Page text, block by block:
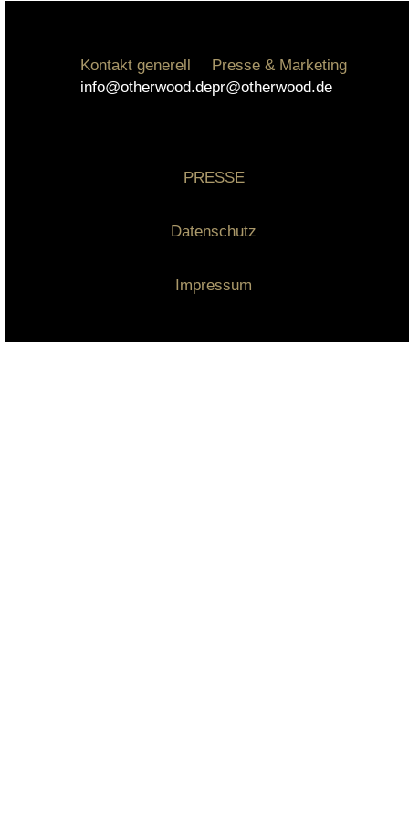
Kontakt generell
info@otherwood.de
Presse & Marketing
pr@otherwood.de
PRESSE
Datenschutz
Impressum